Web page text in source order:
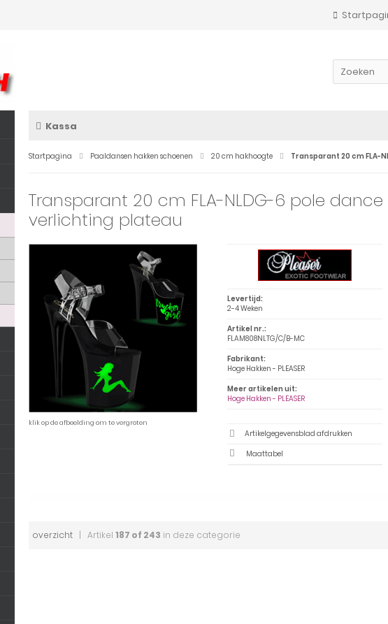
Kassa
Startpagina Paaldansen hakken schoenen 20 cm hakhoogte Transparant 20 cm FLA-
Transparant 20 cm FLA-NLDG-6 pole
verlichting plateau
klik op de afbeelding om te vergroten
Levertijd:
2-4 Weken
Artikel nr.:
FLAM808NLTG/C/B-MC
Fabrikant:
Hoge Hakken - PLEASER
Meer artikelen uit:
Hoge Hakken - PLEASER
Artikelgegevensblad afdrukken
Maattabel
overzicht | Artikel 187 of 243 in deze categorie